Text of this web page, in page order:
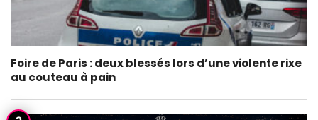
Foire de Paris : deux blessés lors d’une violente rixe
au couteau à pain